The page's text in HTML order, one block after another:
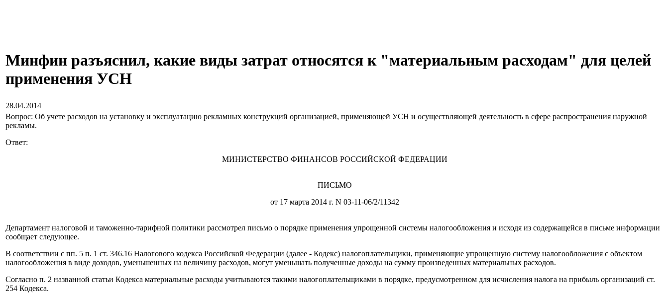
Минфин разъяснил, какие виды затрат относятся к "материальным расходам" для целей
применения УСН
28.04.2014
Вопрос: Об учете расходов на установку и эксплуатацию рекламных конструкций организацией, применяющей УСН и осуществляющей деятельность в сфере распространения наружной
рекламы.
Ответ:
МИНИСТЕРСТВО ФИНАНСОВ РОССИЙСКОЙ ФЕДЕРАЦИИ
ПИСЬМО
от 17 марта 2014 г. N 03-11-06/2/11342
Департамент налоговой и таможенно-тарифной политики рассмотрел письмо о порядке применения упрощенной системы налогообложения и исходя из содержащейся в письме информации
сообщает следующее.
В соответствии с пп. 5 п. 1 ст. 346.16 Налогового кодекса Российской Федерации (далее - Кодекс) налогоплательщики, применяющие упрощенную систему налогообложения с объектом
налогообложения в виде доходов, уменьшенных на величину расходов, могут уменьшать полученные доходы на сумму произведенных материальных расходов.
Согласно п. 2 названной статьи Кодекса материальные расходы учитываются такими налогоплательщиками в порядке, предусмотренном для исчисления налога на прибыль организаций ст.
254 Кодекса.